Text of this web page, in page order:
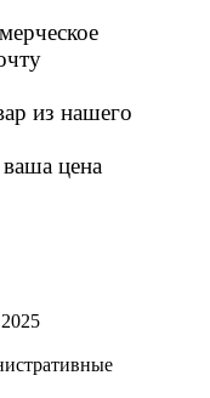
из нашего
цена